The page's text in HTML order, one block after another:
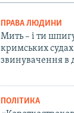
ПРАВА ЛЮДИНИ
Мить – і ти
кримських
звинувачення в
ПОЛІТИКА